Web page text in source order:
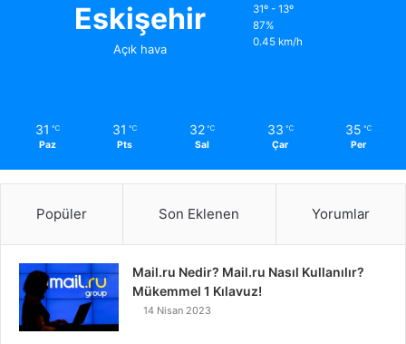
Eskişehir
Açık hava
31º - 13º
87%
0.45 km/h
31 ℃
Paz
31 ℃
Pts
32 ℃
Sal
33 ℃
Çar
35 ℃
Per
Popüler Son Eklenen Yorumlar
Mail.ru Nedir? Mail.ru Nasıl Kullanılır?
Mükemmel 1 Kılavuz!
14 Nisan 2023